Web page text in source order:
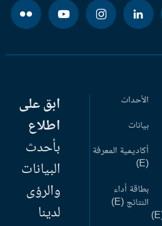
الأحداث
بيانات
أكاديمية المعرفة
بطاقة أداء
النتائج (E)
ابق على
اطلاع
بأحدث
البيانات
والرؤى
لدينا